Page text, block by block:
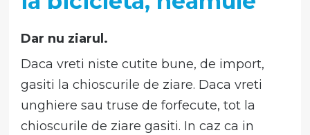
Dar nu ziarul.
Daca vreti niste cutite bune, de import,
gasiti la chioscurile de ziare. Daca vreti
unghiere sau truse de forfecute, tot la
chioscurile de ziare gasiti. In caz ca in